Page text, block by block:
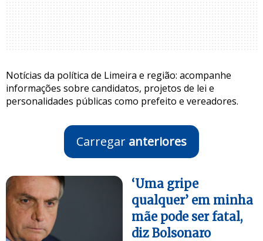
Notícias da política de Limeira e região: acompanhe
informações sobre candidatos, projetos de lei e
personalidades públicas como prefeito e vereadores.
Carregar anteriores
‘Uma gripe
qualquer’ em minha
mãe pode ser fatal,
diz Bolsonaro